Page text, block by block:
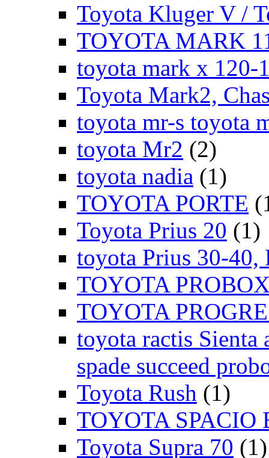
Toyota Kluger V /
TOYOTA MARK
toyota mark x 120-
Toyota Mark2,
toyota mr-s toyota
toyota Mr2 (2)
toyota nadia (1)
TOYOTA PORTE
Toyota Prius 20 (1)
toyota Prius 30-40,
TOYOTA
TOYOTA
toyota ractis Sienta
spade succeed
Toyota Rush (1)
TOYOTA SPACIO
Toyota Supra 70 (1)